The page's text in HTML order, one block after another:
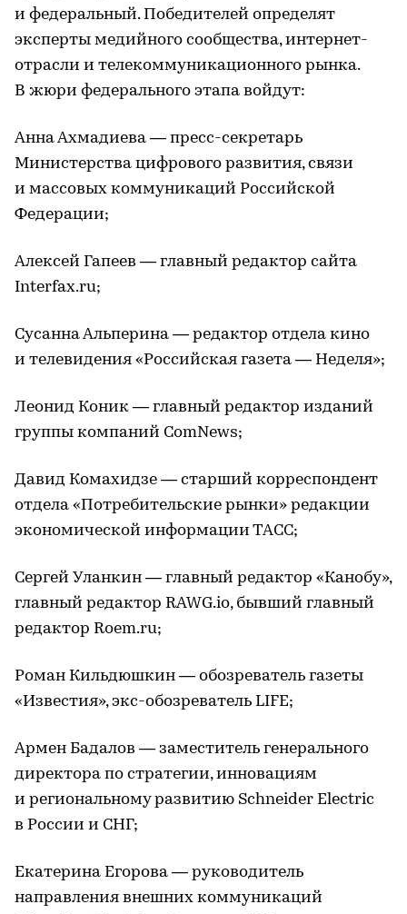
и федеральный. Победителей определят
эксперты медийного сообщества, интернет-
отрасли и телекоммуникационного рынка.
В жюри федерального этапа войдут:
Анна Ахмадиева — пресс-секретарь
Министерства цифрового развития, связи
и массовых коммуникаций Российской
Федерации;
Алексей Гапеев — главный редактор сайта
Interfax.ru;
Сусанна Альперина — редактор отдела кино
и телевидения «Российская газета — Неделя»;
Леонид Коник — главный редактор изданий
группы компаний ComNews;
Давид Комахидзе — старший корреспондент
отдела «Потребительские рынки» редакции
экономической информации ТАСС;
Сергей Уланкин — главный редактор «Канобу»,
главный редактор RAWG.io, бывший главный
редактор Roem.ru;
Роман Кильдюшкин — обозреватель газеты
«Известия», экс-обозреватель LIFE;
Армен Бадалов — заместитель генерального
директора по стратегии, инновациям
и региональному развитию Schneider Electric
в России и СНГ;
Екатерина Егорова — руководитель
направления внешних коммуникаций